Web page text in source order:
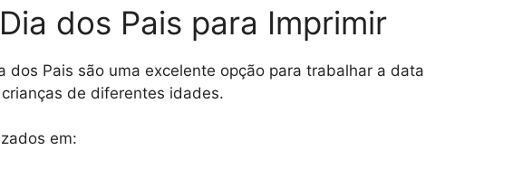
dos Pais para Imprimir
dos Pais são uma excelente opção para trabalhar a data
de diferentes idades.
em: